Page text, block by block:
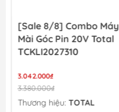
[Sale 8/8] Combo Máy
Mài Góc Pin 20V Total
TCKLI2027310
3.042.000₫
3.380.000₫
Thương hiệu: TOTAL